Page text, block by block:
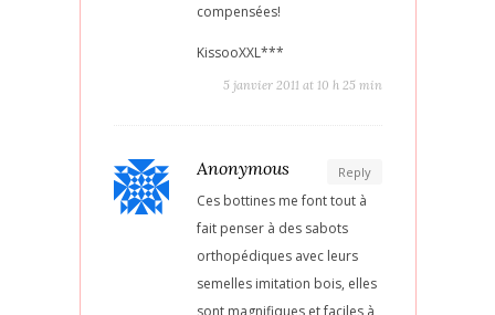
compensées!
KissooXXL***
5 janvier 2011 at 10 h 25 min
Reply
Anonymous
Ces bottines me font tout à
fait penser à des sabots
orthopédiques avec leurs
semelles imitation bois, elles
sont magnifiques et faciles à